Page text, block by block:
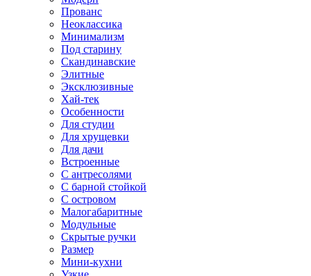
Прованс
Неоклассика
Минимализм
Под старину
Скандинавские
Элитные
Эксклюзивные
Хай-тек
Особенности
Для студии
Для хрущевки
Для дачи
Встроенные
С антресолями
С барной стойкой
С островом
Малогабаритные
Модульные
Скрытые ручки
Размер
Мини-кухни